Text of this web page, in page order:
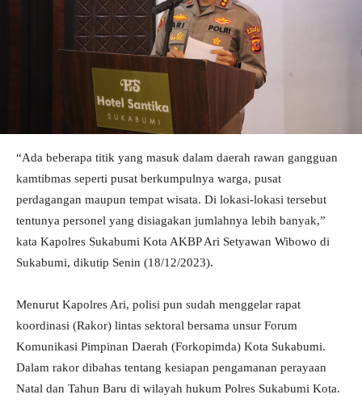
“Ada beberapa titik yang masuk dalam daerah rawan gangguan
kamtibmas seperti pusat berkumpulnya warga, pusat
perdagangan maupun tempat wisata. Di lokasi-lokasi tersebut
tentunya personel yang disiagakan jumlahnya lebih banyak,”
kata Kapolres Sukabumi Kota AKBP Ari Setyawan Wibowo di
Sukabumi, dikutip Senin (18/12/2023).
Menurut Kapolres Ari, polisi pun sudah menggelar rapat
koordinasi (Rakor) lintas sektoral bersama unsur Forum
Komunikasi Pimpinan Daerah (Forkopimda) Kota Sukabumi.
Dalam rakor dibahas tentang kesiapan pengamanan perayaan
Natal dan Tahun Baru di wilayah hukum Polres Sukabumi Kota.